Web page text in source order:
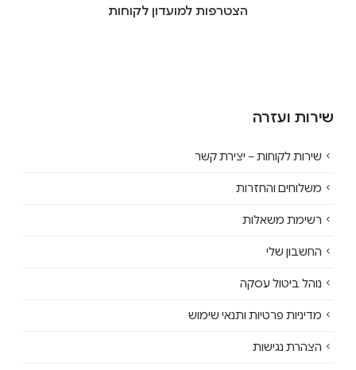
הצטרפות למועדון לקוחות
שירות ועזרה
שירות לקוחות – יצירת קשר
משלוחים והחזרות
רשימת משאלות
החשבון שלי
נוהל ביטול עסקה
מדיניות פרטיות ותנאי שימוש
הצהרת נגישות